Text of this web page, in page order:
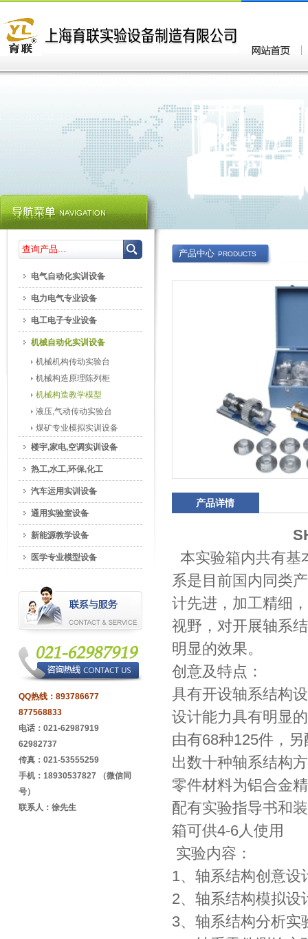
产品中心 PRODUCTS
产品详情
本实验箱内共有基
系是目前国内同类
计先进，加工精细
视野，对开展轴系
明显的效果。
创意及特点：
具有开设轴系结构
设计能力具有明显
由有68种125件，
出数十种轴系结构
零件材料为铝合金
配有实验指导书和
箱可供4-6人使用
实验内容：
1、轴系结构创意设
2、轴系结构模拟设
3、轴系结构分析实
电气自动化实训设备
电力电气专业设备
电工电子专业设备
机械自动化实训设备
机械机构传动实验台
机械构造原理陈列柜
机械构造教学模型
液压,气动传动实验台
煤矿专业模拟实训设备
楼宇,家电,空调实训设备
热工,水工,环保,化工
汽车运用实训设备
通用实验室设备
新能源教学设备
医学专业模型设备
QQ热线： 893786677
877568833
电话：021-62987919
62982737
传真：021-53555259
手机：18930537827 （微信同
号）
联系人：徐先生